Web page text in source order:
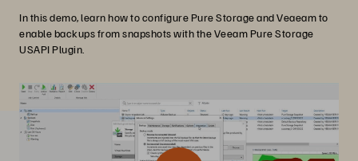
In this demo, learn how to configure Pure Storage and Veaeam to
enable backups from snapshots with the Veeam Pure Storage
USAPI Plugin.